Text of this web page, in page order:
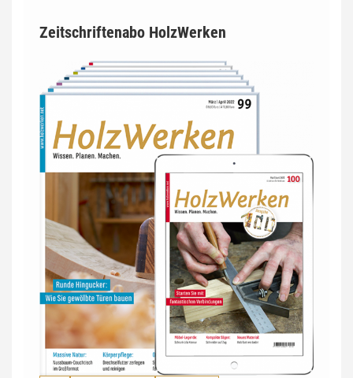
Zeitschriftenabo HolzWerken